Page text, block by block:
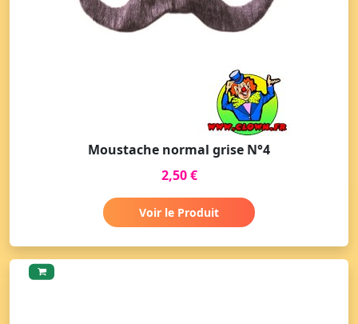
Moustache normal grise N°4
2,50 €
Voir le Produit